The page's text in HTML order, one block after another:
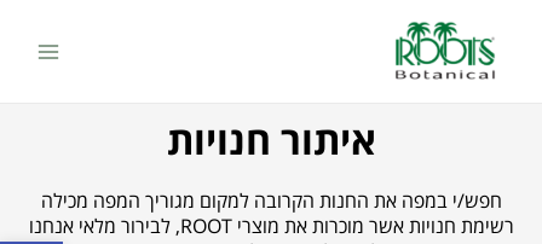
Menu
איתור חנויות
חפש/י במפה את החנות הקרובה למקום מגוריך המפה מכילה
רשימת חנויות אשר מוכרות את מוצרי ROOT, לבירור מלאי אנחנו